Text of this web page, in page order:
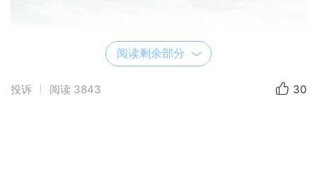
阅读剩余部分
投诉 阅读 3843 30